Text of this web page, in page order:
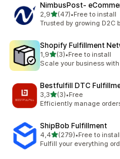
NimbusPost‑
2,9de 5 estrelas
(47)
47 total de avaliações
•Free to install
Trusted by growing D2C
Shopify Fulfillment
1,9de 5 estrelas
(3)
3 total de avaliações
•Free to install
Scale your business
Bestfulfill DTC
3,3de 5 estrelas
(3)
3 total de avaliações
•Free
Efficiently manage
ShipBob Fulfillment
4,4de 5 estrelas
(279)
279 total de avaliações
•Free to install
Fulfill your everything